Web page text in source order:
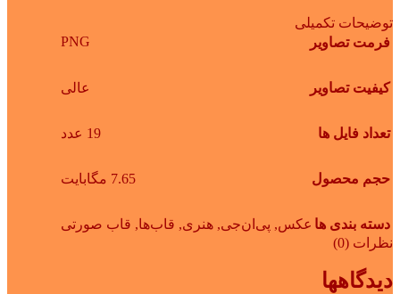
توضیحات تکمیلی
فرمت تصاویر
PNG
کیفیت تصاویر عالی
تعداد فایل ها 19 عدد
حجم محصول 7.65 مگابایت
دسته بندی ها عکس, پی‌ان‌جی, هنری, قاب‌ها, قاب صورتی
نظرات (0)
دیدگاهها